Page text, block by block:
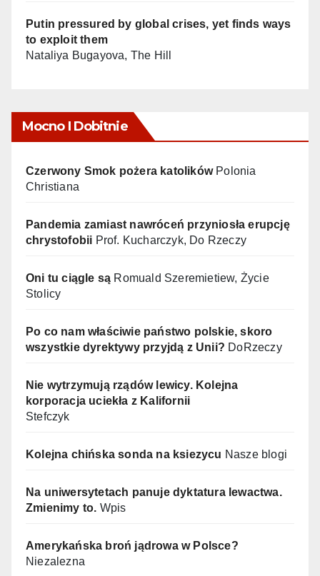
Putin pressured by global crises, yet finds ways
to exploit them
Nataliya Bugayova, The Hill
Mocno I Dobitnie
Czerwony Smok pożera katolikówPolonia
Christiana
Pandemia zamiast nawróceń przyniosła erupcję
chrystofobii Prof. Kucharczyk, Do Rzeczy
Oni tu ciągle są Romuald Szeremietiew, Życie
Stolicy
Po co nam właściwie państwo polskie, skoro
wszystkie dyrektywy przyjdą z Unii? DoRzeczy
Nie wytrzymują rządów lewicy. Kolejna
korporacja uciekła z Kalifornii
Stefczyk
Kolejna chińska sonda na ksiezycu Nasze blogi
Na uniwersytetach panuje dyktatura lewactwa.
Zmienimy to. Wpis
Amerykańska broń jądrowa w Polsce?
Niezalezna